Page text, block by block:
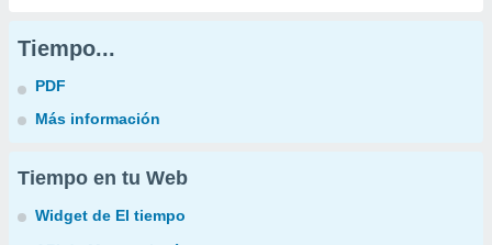
Tiempo...
PDF
Más información
Tiempo en tu Web
Widget de El tiempo